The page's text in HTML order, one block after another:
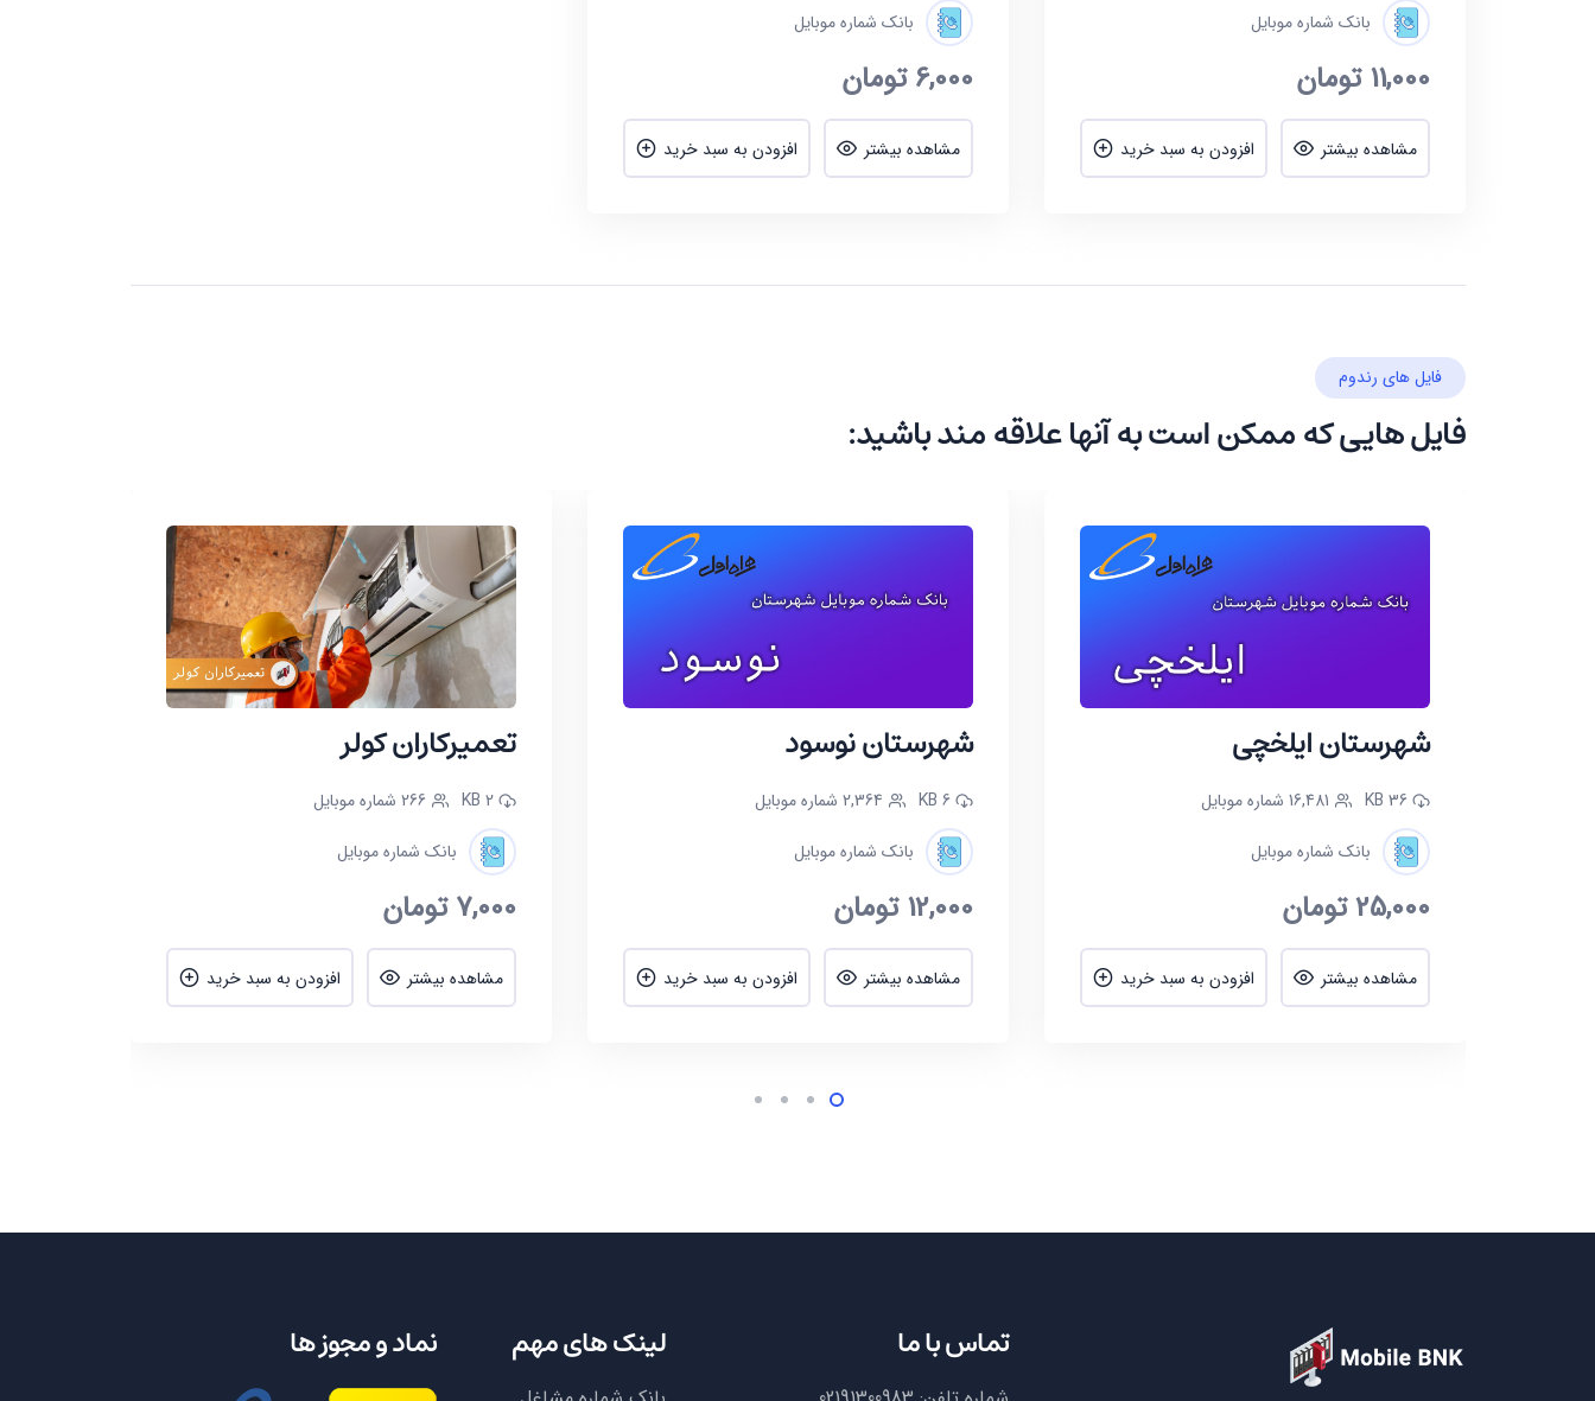
بانک شماره موبایل
11,000تومان
مشاهده بیشتر افزودن به سبد خرید
بانک شماره موبایل
6,000تومان
مشاهده بیشتر افزودن به سبد خرید
فایل های رندوم
فایل هایی که ممکن است به آنها علاقه مند باشید:
شهرستان ایلخچی
36 KB
16,481 شماره موبایل
بانک شماره موبایل
25,000تومان
مشاهده بیشتر افزودن به سبد خرید
شهرستان نوسود
6 KB
2,364 شماره موبایل
بانک شماره موبایل
12,000تومان
مشاهده بیشتر افزودن به سبد خرید
تعمیرکاران کولر
2 KB
266 شماره موبایل
بانک شماره موبایل
7,000تومان
مشاهده بیشتر افزودن به سبد خرید
تماس با ما لینک های مهم نماد و مجوز ها